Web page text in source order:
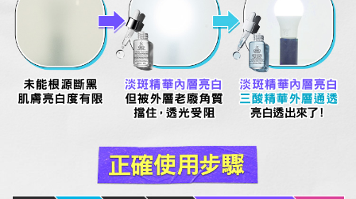
未能根源斷黑
肌膚亮白度有限
淡斑精華內層亮白
但被外層老廢角質
擋住，透光受阻
淡斑精華內層亮白
三酸精華外層通透
亮白透出來了！
正確使用步驟